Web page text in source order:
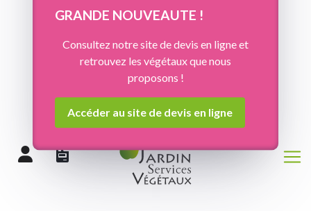
GRANDE NOUVEAUTE !
Consultez notre site de devis en ligne et
retrouvez les végétaux que nous
proposons !
Accéder au site de devis en ligne
Panneau de gestion des cookies